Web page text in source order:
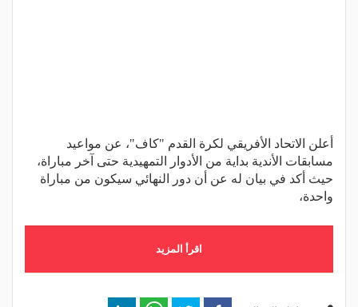
أعلن الاتحاد الأفريقي لكرة القدم "كاف"، عن مواعيد
مسابقات الأندية بداية من الأدوار التمهيدية حتى آخر مباراة،
حيث أكد في بيان له عن أن دور النهائي سيكون من مباراة
واحدة،
اقرأ المزيد